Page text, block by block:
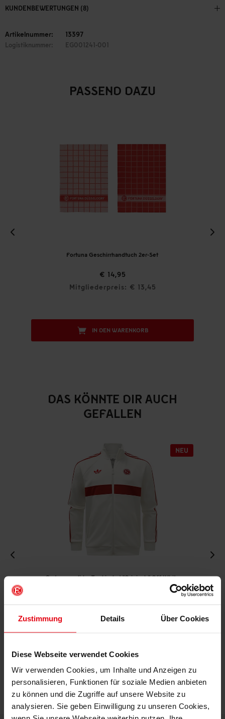
Zustimmung Details Über Cookies
Diese Webseite verwendet Cookies
Wir verwenden Cookies, um Inhalte und Anzeigen zu
personalisieren, Funktionen für soziale Medien anbieten
zu können und die Zugriffe auf unsere Website zu
analysieren. Sie geben Einwilligung zu unseren Cookies,
KUNDENBEWERTUNGEN (8)
Artikelnummer: 13397
Logistiknummer: EG001241-001
PASSEND DAZU
Fortuna Geschirrhandtuch 2er-Set
€ 14,95
Mitgliederpreis: € 13,45
IN DEN WARENKORB
DAS KÖNNTE DIR AUCH
GEFALLEN
Fortuna x adidas Trackjacket "Originals" Off-White